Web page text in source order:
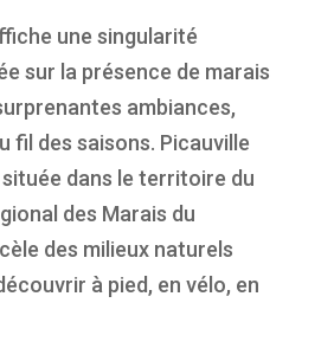
une singularité
sur la présence de marais
ambiances,
fil des saisons. Picauville
dans le territoire du
des Marais du
des milieux naturels
à pied, en vélo, en